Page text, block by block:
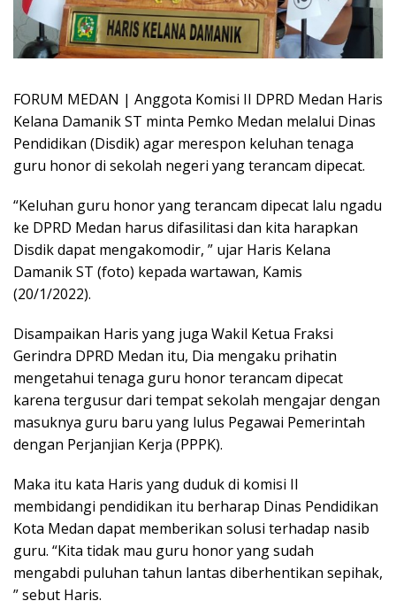
FORUM MEDAN | Anggota Komisi II DPRD Medan Haris
Kelana Damanik ST minta Pemko Medan melalui Dinas
Pendidikan (Disdik) agar merespon keluhan tenaga
guru honor di sekolah negeri yang terancam dipecat.
“Keluhan guru honor yang terancam dipecat lalu ngadu
ke DPRD Medan harus difasilitasi dan kita harapkan
Disdik dapat mengakomodir, ” ujar Haris Kelana
Damanik ST (foto) kepada wartawan, Kamis
(20/1/2022).
Disampaikan Haris yang juga Wakil Ketua Fraksi
Gerindra DPRD Medan itu, Dia mengaku prihatin
mengetahui tenaga guru honor terancam dipecat
karena tergusur dari tempat sekolah mengajar dengan
masuknya guru baru yang lulus Pegawai Pemerintah
dengan Perjanjian Kerja (PPPK).
Maka itu kata Haris yang duduk di komisi II
membidangi pendidikan itu berharap Dinas Pendidikan
Kota Medan dapat memberikan solusi terhadap nasib
guru. “Kita tidak mau guru honor yang sudah
mengabdi puluhan tahun lantas diberhentikan sepihak,
” sebut Haris.